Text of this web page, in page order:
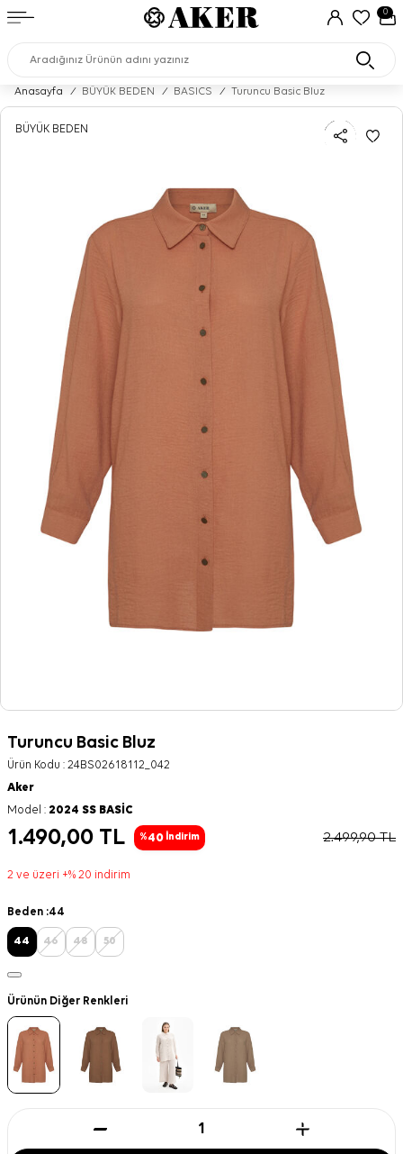
0
Anasayfa / BÜYÜK BEDEN / BASICS / Turuncu Basic Bluz
BÜYÜK BEDEN
Turuncu Basic Bluz
Ürün Kodu : 24BS02618112_042
Aker
Model : 2024 SS BASİC
1.490,00 TL %40 İndirim 2.499,90TL
2 ve üzeri +% 20 indirim
Beden :44
44 46 48 50
Ürünün Diğer Renkleri